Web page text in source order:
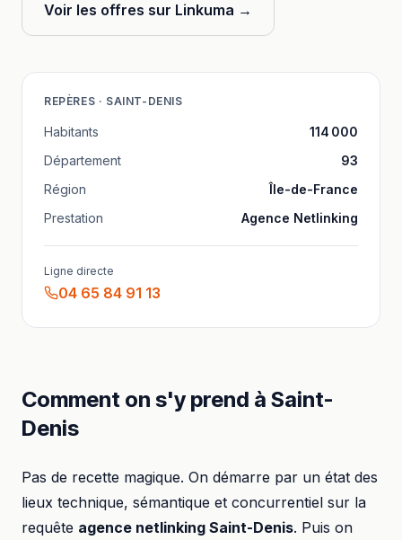
Voir les offres sur Linkuma →
REPÈRES · SAINT-DENIS
Habitants
114 000
Département
93
Région
Île-de-France
Prestation
Agence Netlinking
Ligne directe
04 65 84 91 13
Comment on s'y prend à Saint-
Denis
Pas de recette magique. On démarre par un état des
lieux technique, sémantique et concurrentiel sur la
requête agence netlinking Saint-Denis. Puis on